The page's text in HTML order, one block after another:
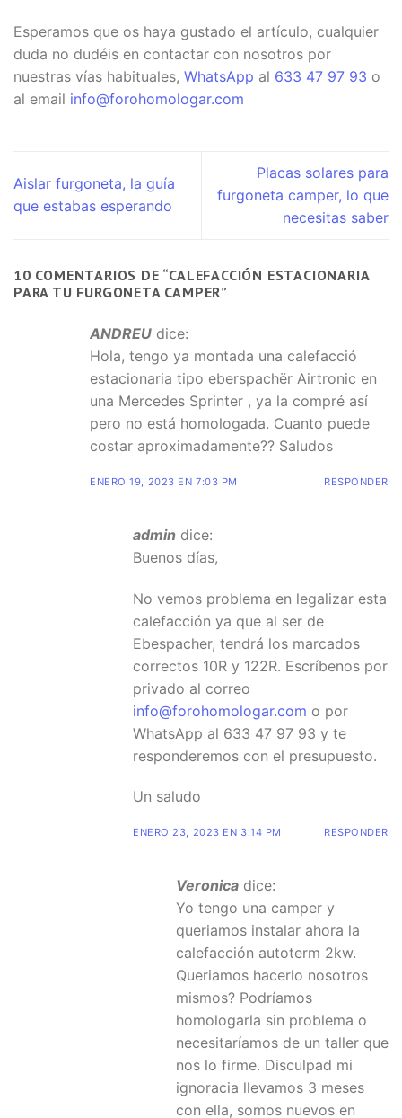
Esperamos que os haya gustado el artículo, cualquier
duda no dudéis en contactar con nosotros por
nuestras vías habituales, WhatsApp al 633 47 97 93 o
al email info@forohomologar.com
Aislar furgoneta, la guía
que estabas esperando
Placas solares para
furgoneta camper, lo que
necesitas saber
10 COMENTARIOS DE “CALEFACCIÓN ESTACIONARIA
PARA TU FURGONETA CAMPER”
ANDREU dice:
Hola, tengo ya montada una calefacció
estacionaria tipo eberspachër Airtronic en
una Mercedes Sprinter , ya la compré así
pero no está homologada. Cuanto puede
costar aproximadamente?? Saludos
ENERO 19, 2023 EN 7:03 PM RESPONDER
admin dice:
Buenos días,
No vemos problema en legalizar esta
calefacción ya que al ser de
Ebespacher, tendrá los marcados
correctos 10R y 122R. Escríbenos por
privado al correo
info@forohomologar.com o por
WhatsApp al 633 47 97 93 y te
responderemos con el presupuesto.
Un saludo
ENERO 23, 2023 EN 3:14 PM RESPONDER
Veronica dice:
Yo tengo una camper y
queriamos instalar ahora la
calefacción autoterm 2kw.
Queriamos hacerlo nosotros
mismos? Podríamos
homologarla sin problema o
necesitaríamos de un taller que
nos lo firme. Disculpad mi
ignoracia llevamos 3 meses
con ella, somos nuevos en